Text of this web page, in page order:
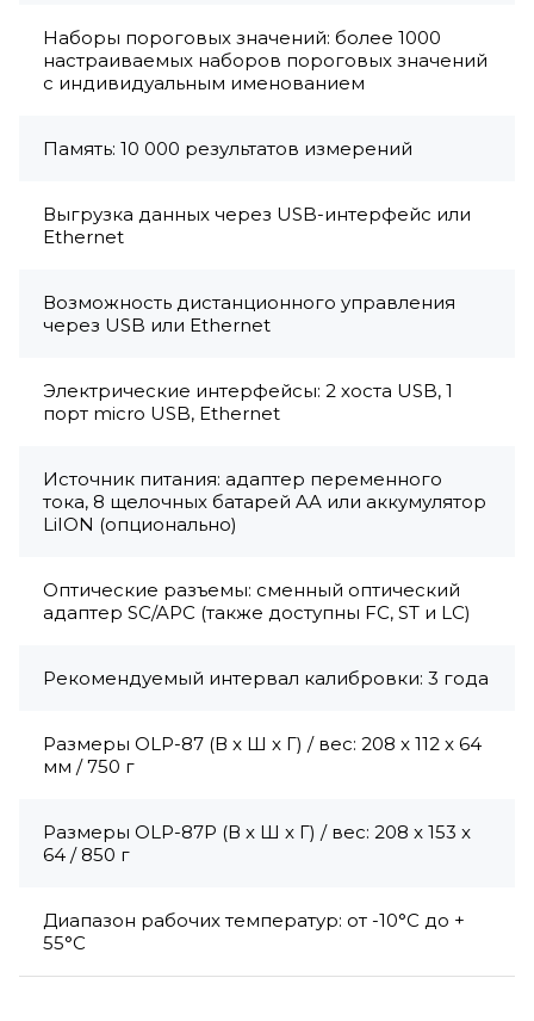
Наборы пороговых значений: более 1000
настраиваемых наборов пороговых значений
с индивидуальным именованием
Память: 10 000 результатов измерений
Выгрузка данных через USB-интерфейс или
Ethernet
Возможность дистанционного управления
через USB или Ethernet
Электрические интерфейсы: 2 хоста USB, 1
порт micro USB, Ethernet
Источник питания: адаптер переменного
тока, 8 щелочных батарей AA или аккумулятор
LiION (опционально)
Оптические разъемы: сменный оптический
адаптер SC/APC (также доступны FC, ST и LC)
Рекомендуемый интервал калибровки: 3 года
Размеры OLP-87 (В x Ш x Г) / вес: 208 x 112 x 64
мм / 750 г
Размеры OLP-87P (В x Ш x Г) / вес: 208 x 153 x
64 / 850 г
Диапазон рабочих температур: от -10°C до +
55°C